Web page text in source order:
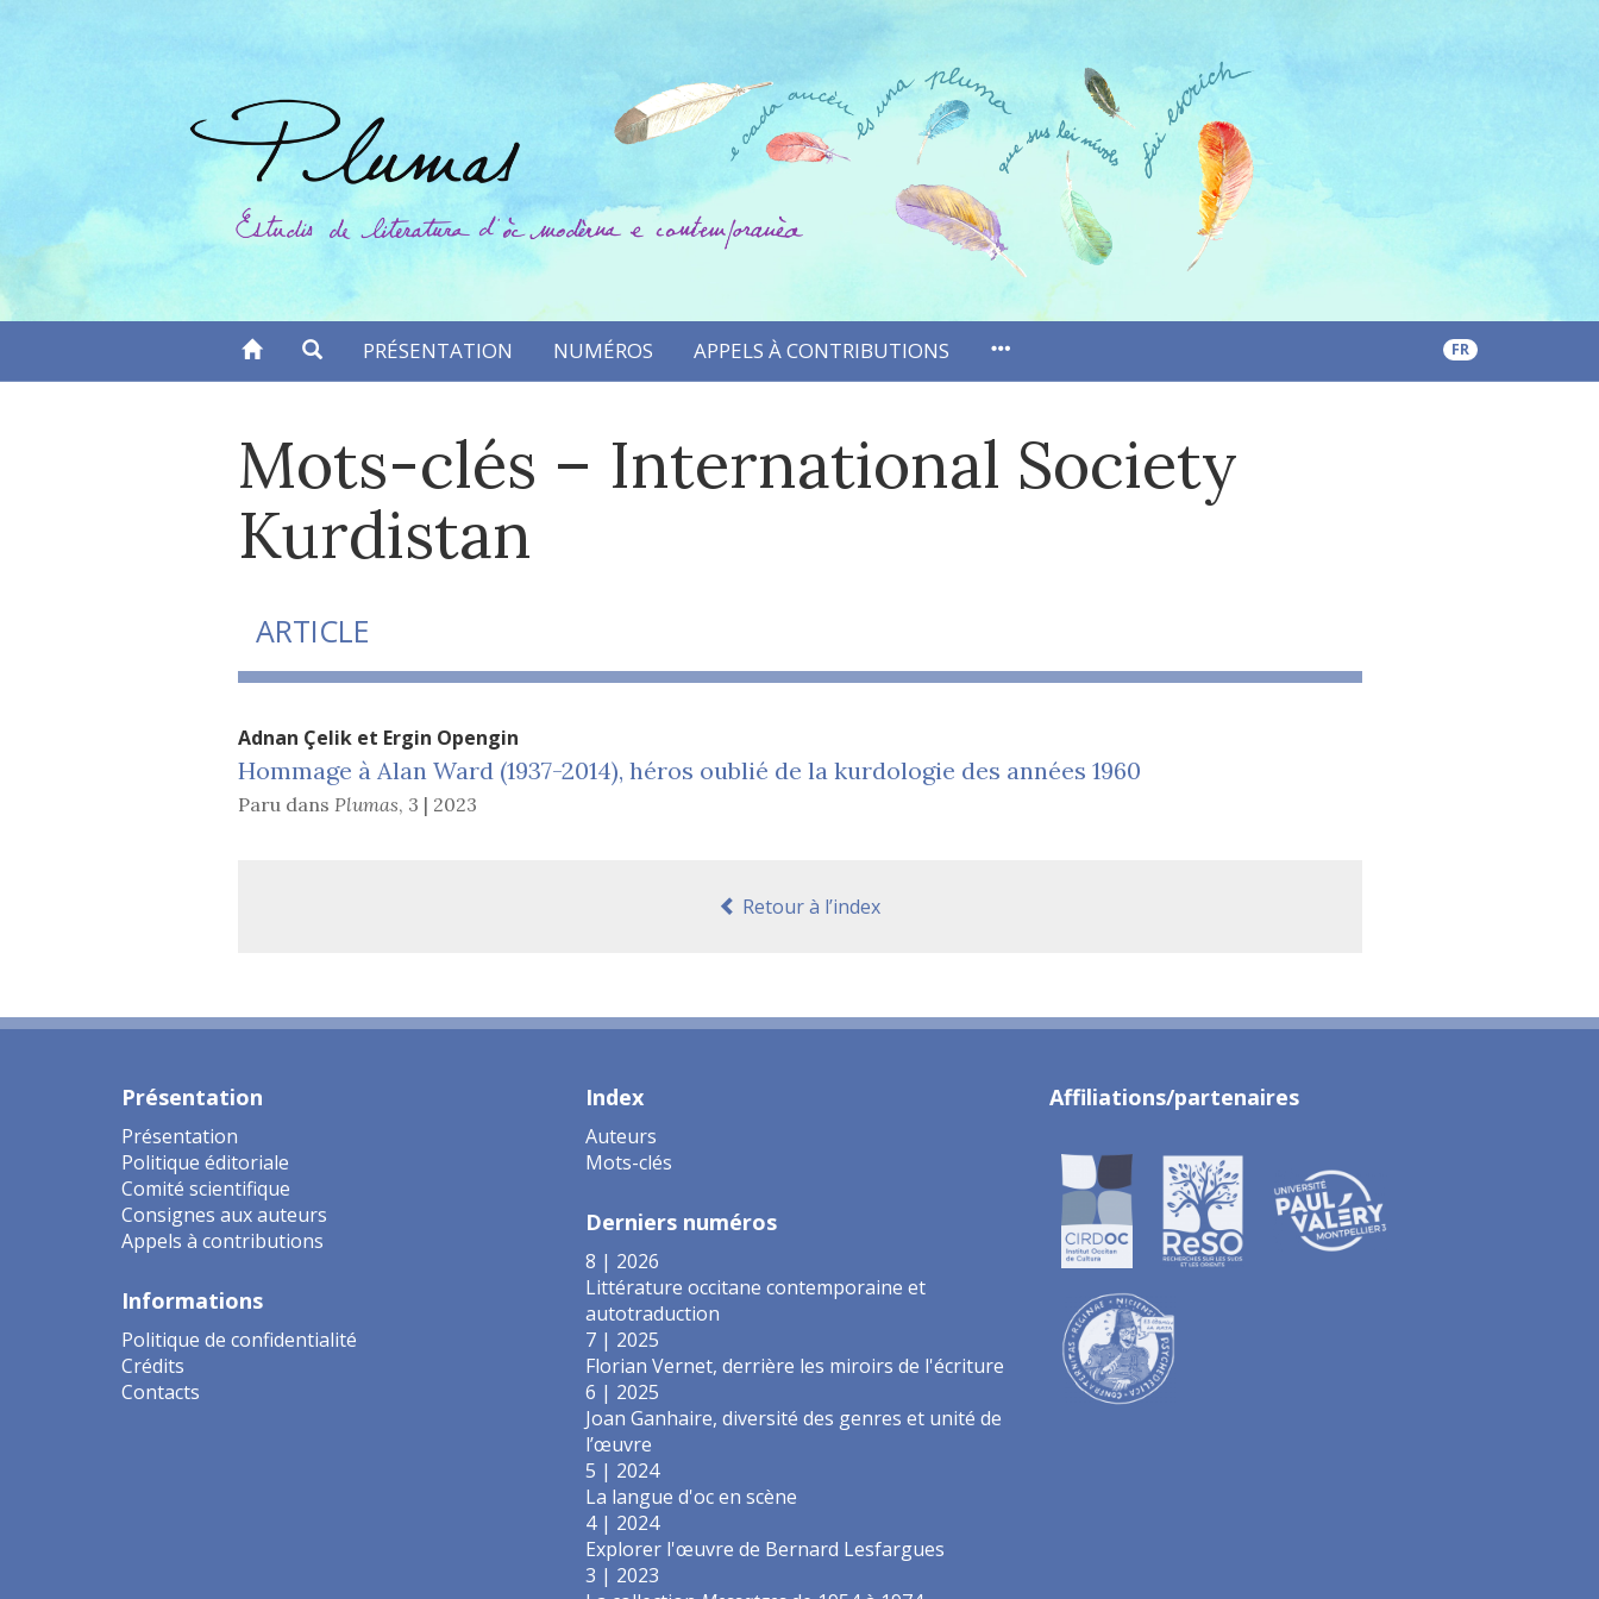
PRÉSENTATION NUMÉROS APPELS À CONTRIBUTIONS FR
Mots-clés – International Society
Kurdistan
ARTICLE
Adnan Çeliket Ergin Opengin
Hommage à Alan Ward (1937-2014), héros oublié de la kurdologie des années 1960
Paru dans Plumas, 3 | 2023
Retour à l’index
Présentation
Présentation
Politique éditoriale
Comité scientifique
Consignes aux auteurs
Appels à contributions
Informations
Politique de confidentialité
Crédits
Contacts
Index
Auteurs
Mots-clés
Derniers numéros
8 | 2026
Littérature occitane contemporaine et
autotraduction
7 | 2025
Florian Vernet, derrière les miroirs de l'écriture
6 | 2025
Joan Ganhaire, diversité des genres et unité de
l’œuvre
5 | 2024
La langue d'oc en scène
4 | 2024
Explorer l'œuvre de Bernard Lesfargues
3 | 2023
Affiliations/partenaires